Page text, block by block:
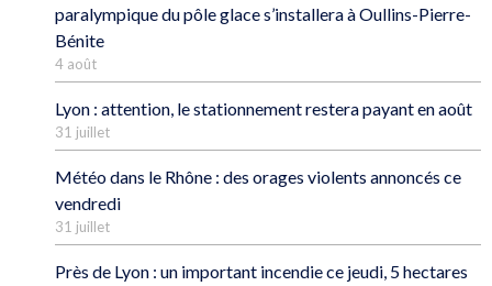
paralympique du pôle glace s’installera à Oullins-Pierre-
Bénite
4 août
Lyon : attention, le stationnement restera payant en août
31 juillet
Météo dans le Rhône : des orages violents annoncés ce
vendredi
31 juillet
Près de Lyon : un important incendie ce jeudi, 5 hectares